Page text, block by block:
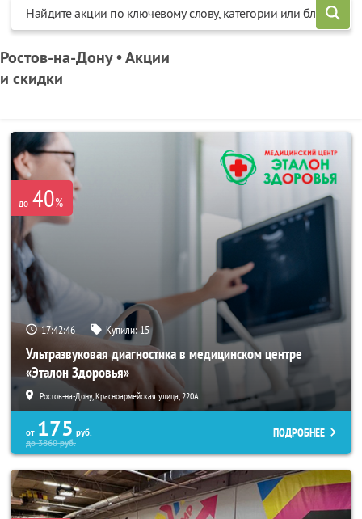
Ростов-на-Дону • Акции
и скидки
до 40%
17:42:44 Купили:15
Ультразвуковая диагностика в медицинском центре
«Эталон Здоровья»
Ростов-на-Дону, Красноармейская улица, 220А
от 175 руб.
до3860руб.
ПОДРОБНЕЕ